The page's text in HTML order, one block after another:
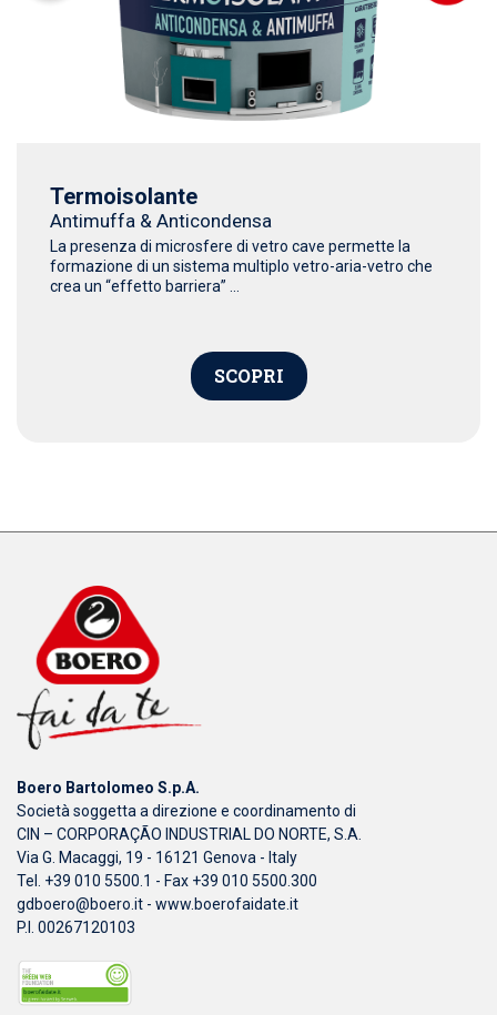
Termoisolante
Antimuffa & Anticondensa
La presenza di microsfere di vetro cave permette la
formazione di un sistema multiplo vetro-aria-vetro che
crea un “effetto barriera” ...
SCOPRI
Boero Bartolomeo S.p.A.
Società soggetta a direzione e coordinamento di
CIN – CORPORAÇÃO INDUSTRIAL DO NORTE, S.A.
Via G. Macaggi, 19 - 16121 Genova - Italy
Tel. +39 010 5500.1 - Fax +39 010 5500.300
gdboero@boero.it - www.boerofaidate.it
P.I. 00267120103